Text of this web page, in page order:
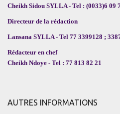
Cheikh Sidou SYLLA - Tel : (0033)6 09
Directeur de la rédaction
Lansana SYLLA - Tel 77 3399128 ;
Rédacteur en chef
Cheikh Ndoye - Tel : 77 813 82 21
AUTRES INFORMATIONS